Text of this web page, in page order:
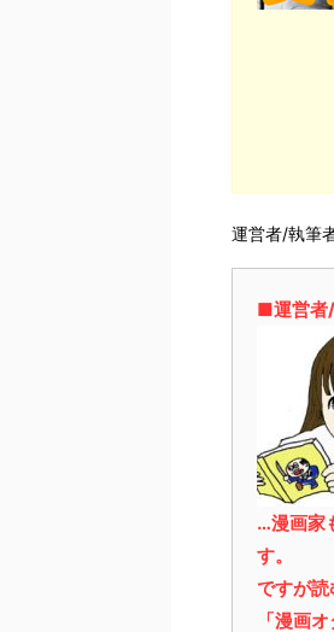
運営者/執筆
■運営者
…漫画家
す。
ですが読
「漫画